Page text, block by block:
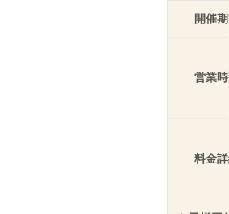
開催
営業
料金